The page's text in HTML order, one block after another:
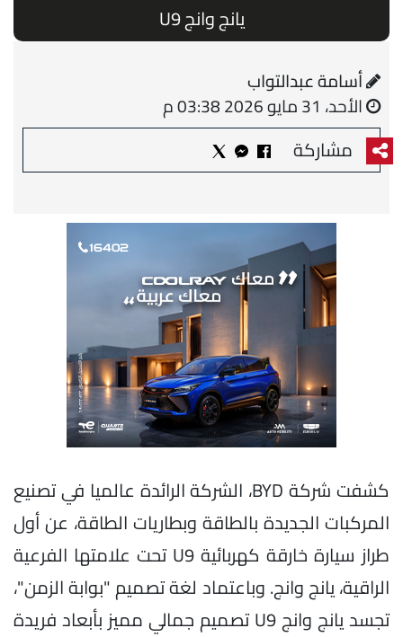
يانج وانج U9
أسامة عبدالتواب
الأحد، 31 مايو 2026 03:38 م
مشاركة
كشفت شركة BYD، الشركة الرائدة عالميا في تصنيع
المركبات الجديدة بالطاقة وبطاريات الطاقة، عن أول
طراز سيارة خارقة كهربائية U9 تحت علامتها الفرعية
الراقية، يانج وانج. وباعتماد لغة تصميم "بوابة الزمن"،
تجسد يانج وانج U9 تصميم جمالي مميز بأبعاد فريدة